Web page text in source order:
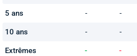
5 ans - -
10 ans - -
Extrêmes - -